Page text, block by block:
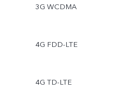
3G WCDMA
4G FDD-LTE
4G TD-LTE